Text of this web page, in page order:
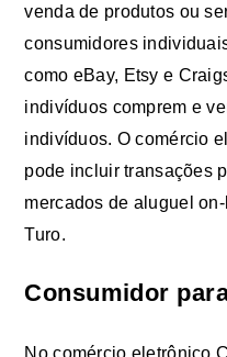
venda de produtos ou
consumidores
como eBay, Etsy e
indivíduos comprem e
indivíduos. O comércio
pode incluir transações
mercados de aluguel
Turo.
Consumidor
No comércio eletrônico